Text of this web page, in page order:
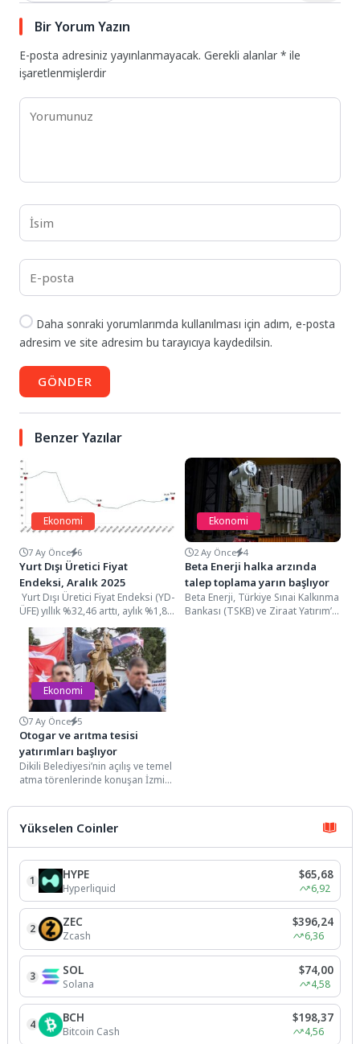
Bir Yorum Yazın
E-posta adresiniz yayınlanmayacak. Gerekli alanlar* ile
işaretlenmişlerdir
Daha sonraki yorumlarımda kullanılması için adım, e-posta
adresim ve site adresim bu tarayıcıya kaydedilsin.
GÖNDER
Benzer Yazılar
Ekonomi
7 Ay Önce 6
Yurt Dışı Üretici Fiyat
Endeksi, Aralık 2025
Yurt Dışı Üretici Fiyat Endeksi (YD-
ÜFE) yıllık %32,46 arttı, aylık %1,88
arttıYD-ÜFE 2025 yılı Aralık...
Ekonomi
2 Ay Önce 4
Beta Enerji halka arzında
talep toplama yarın başlıyor
Beta Enerji, Türkiye Sınai Kalkınma
Bankası (TSKB) ve Ziraat Yatırım’ın
Ekonomi
7 Ay Önce 5
Otogar ve arıtma tesisi
yatırımları başlıyor
Dikili Belediyesi’nin açılış ve temel
atma törenlerinde konuşan İzmir
Cemil Tugay;...
Yükselen Coinler
1 HYPE
Hyperliquid
$65,68
6,92
2 ZEC
Zcash
$396,24
6,36
3 SOL
Solana
$74,00
4,58
4 BCH
Bitcoin Cash
$198,37
4,56